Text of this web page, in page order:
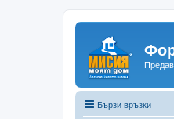
Бързи връзки